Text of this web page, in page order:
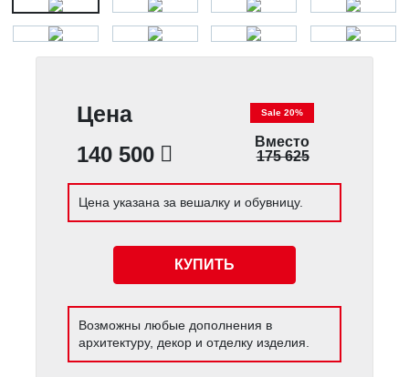
Цена
140 500
Sale 20%
Вместо
175 625
Цена указана за вешалку и обувницу.
КУПИТЬ
Возможны любые дополнения в
архитектуру, декор и отделку изделия.